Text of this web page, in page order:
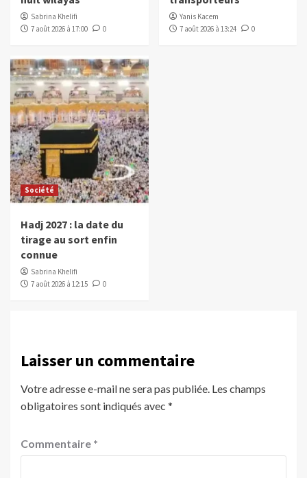
Sabrina Khelifi
7 août 2026 à 17:00
0
Yanis Kacem
7 août 2026 à 13:24
0
Société
Hadj 2027 : la date du
tirage au sort enfin
connue
Sabrina Khelifi
7 août 2026 à 12:15
0
Laisser un commentaire
Votre adresse e-mail ne sera pas publiée. Les champs
obligatoires sont indiqués avec *
Commentaire *